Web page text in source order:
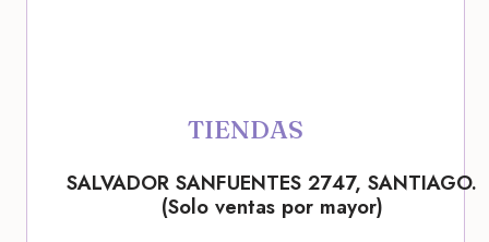
TIENDAS
SALVADOR SANFUENTES 2747, SANTIAGO.
(Solo ventas por mayor)